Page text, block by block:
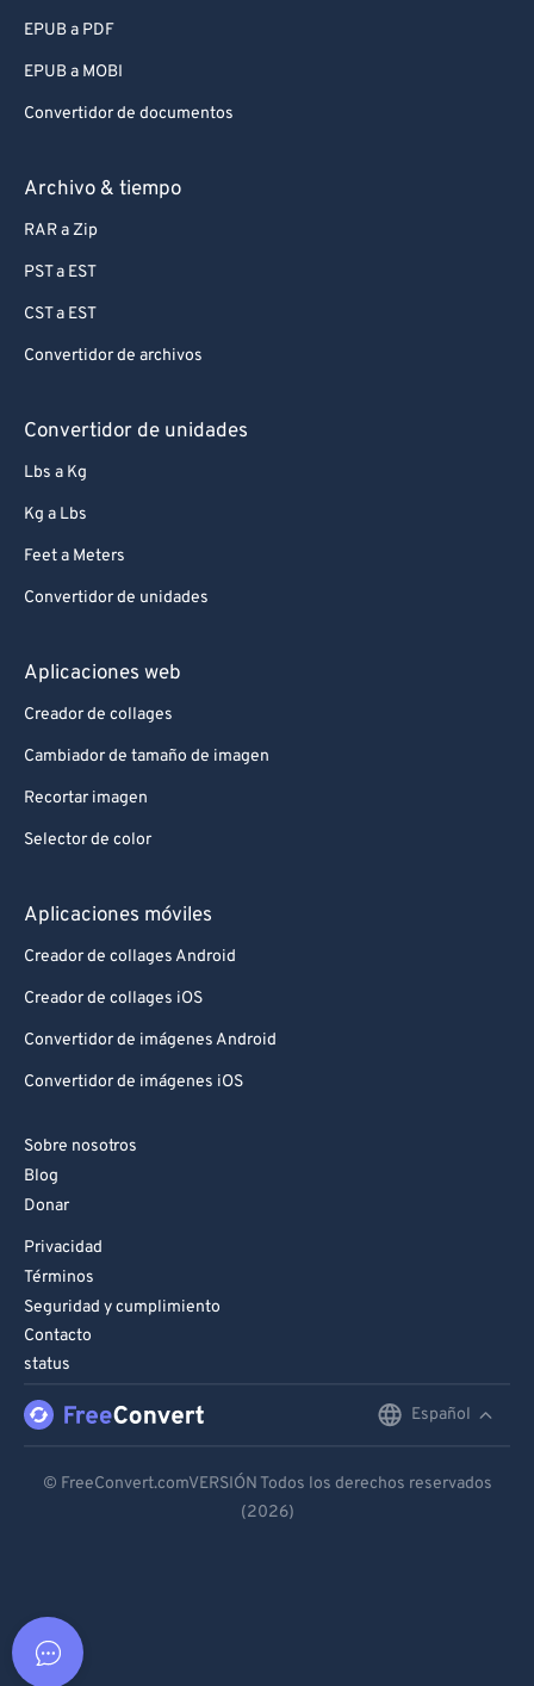
EPUB a PDF
EPUB a MOBI
Convertidor de documentos
Archivo & tiempo
RAR a Zip
PST a EST
CST a EST
Convertidor de archivos
Convertidor de unidades
Lbs a Kg
Kg a Lbs
Feet a Meters
Convertidor de unidades
Aplicaciones web
Creador de collages
Cambiador de tamaño de imagen
Recortar imagen
Selector de color
Aplicaciones móviles
Creador de collages Android
Creador de collages iOS
Convertidor de imágenes Android
Convertidor de imágenes iOS
Sobre nosotros
Blog
Donar
Privacidad
Términos
Seguridad y cumplimiento
Contacto
status
Español
Español
© FreeConvert.comVERSIÓN Todos los derechos reservados
(2026)